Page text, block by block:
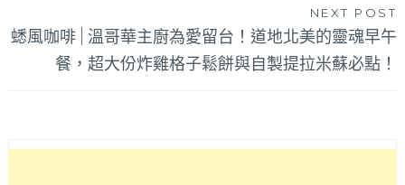
NEXT POST
蟋風咖啡 | 溫哥華主廚為愛留台！道地北美的靈魂早午
餐，超大份炸雞格子鬆餅與自製提拉米蘇必點！